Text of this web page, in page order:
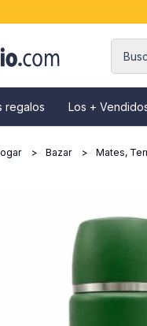
regalos Los +
Bazar Mates,